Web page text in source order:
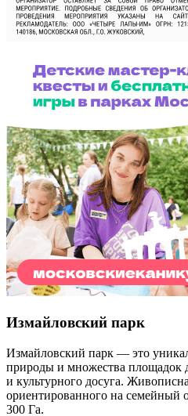
Измайловский парк
Измайловский парк — это
природы и множества площадок
и культурного досуга.
ориентированного на семейный
300 Га.